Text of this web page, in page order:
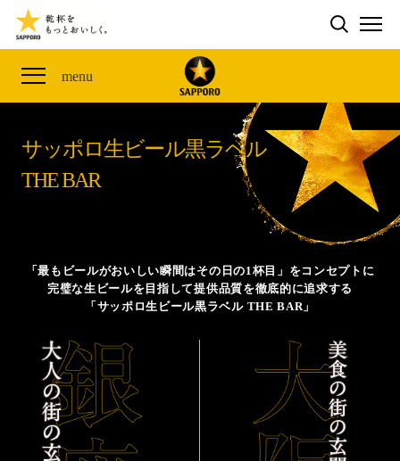
検索する
menu
THE PERFECT 黒ラベル WAGON 出展FES
ザ・パーフェクト黒ラベル アワード
「満天☆青空レストラン」コラボキャンペーン
山本由伸選手応援プロジェクト「GET A STAR
YOSHINOBU」
黒ラベル×『エヴァンゲリオン』30th Anniv.
サッポロ生ビール黒ラベル 『THE STAR JAM』
「丸くなるな、☆星になれ。」限定デザイン缶数量限
定発売
サッポロ生ビール黒ラベル THE SHOP
CLUB 黒ラベル
サッポロ生ビール黒ラベル
オカズデザインが提案する
ザ・パーフェクト黒ラベル
サッポロ生ビール黒ラベル THE BAR
ザ・パーフェクト黒ラベルが飲めるお店
CLUB 黒ラベル
サッポロ生ビール黒ラベル
THE BAR
「最もビールがおいしい瞬間はその日の1杯目」をコンセプトに
完璧な生ビールを目指して提供品質を徹底的に追求する
「サッポロ生ビール黒ラベル THE BAR」